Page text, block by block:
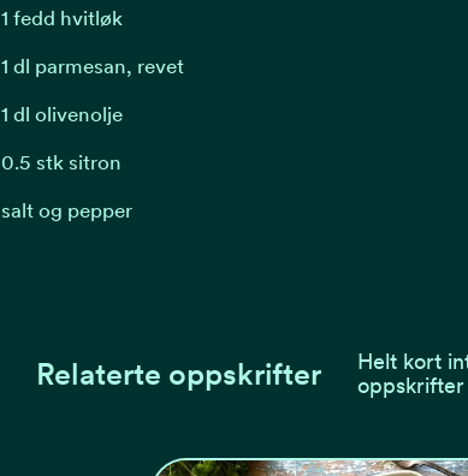
1 fedd hvitløk
1 dl parmesan, revet
1 dl olivenolje
0.5 stk sitron
salt og pepper
Relaterte oppskrifter
Helt kort
oppskrifter